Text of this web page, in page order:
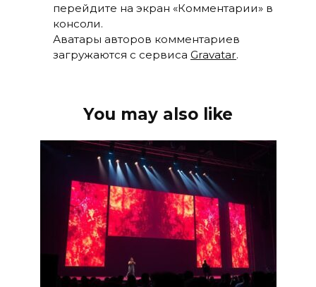
перейдите на экран «Комментарии» в
консоли.
Аватары авторов комментариев
загружаются с сервиса Gravatar.
You may also like